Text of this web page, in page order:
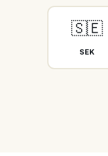
🇸🇪
SEK